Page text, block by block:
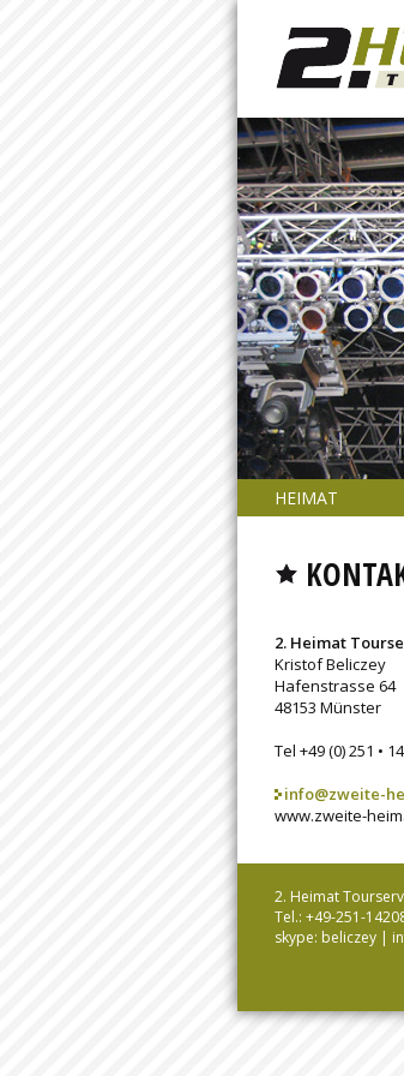
HEIMAT
2. Heimat
Kristof Beliczey
Hafenstrasse 64
48153 Münster
Tel +49 (0) 251 •
info@zweite-
www.zweite-
2. Heimat
Tel.: +49-251-
skype: beliczey |